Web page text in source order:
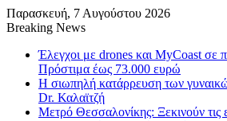
Παρασκευή, 7 Αυγούστου 2026
Breaking News
Έλεγχοι με drones και MyCoast σε
Πρόστιμα έως 73.000 ευρώ
Η σιωπηλή κατάρρευση των
Dr. Καλαϊτζή
Μετρό Θεσσαλονίκης: Ξεκινούν τις